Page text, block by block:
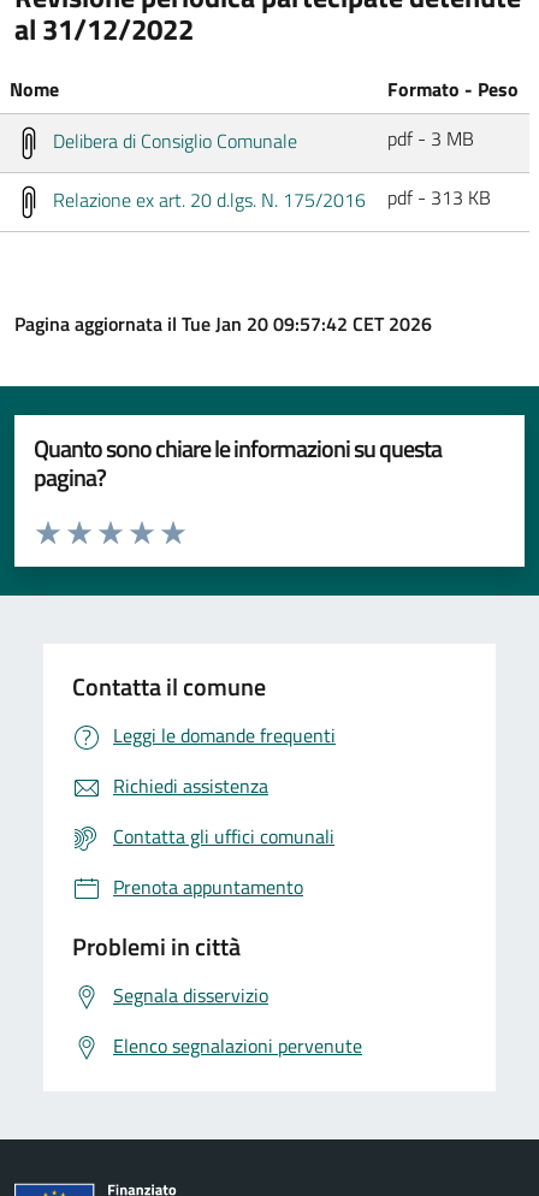
al 31/12/2022
Nome
Formato - Peso
Delibera di Consiglio Comunale
pdf - 3 MB
Relazione ex art. 20 d.lgs. N. 175/2016 pdf - 313 KB
Pagina aggiornata il Tue Jan 20 09:57:42 CET 2026
Quanto sono chiare le informazioni su questa
pagina?
Valuta da 1 a 5 stelle la pagina
Valuta 5 stelle su 5
Valuta 4 stelle su 5
Valuta 3 stelle su 5
Valuta 2 stelle su 5
Valuta 1 stelle su 5
Contatta il comune
Leggi le domande frequenti
Richiedi assistenza
Contatta gli uffici comunali
Prenota appuntamento
Problemi in città
Segnala disservizio
Elenco segnalazioni pervenute